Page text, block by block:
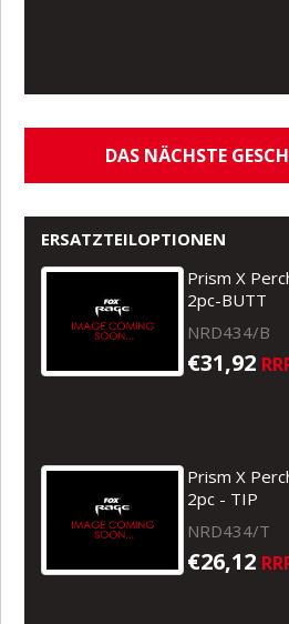
DAS NÄCHSTE
ERSATZTEILOPTIONEN
Prism X
2pc-BUTT
NRD434/B
€31,92
Prism X
2pc - TIP
NRD434/T
€26,12